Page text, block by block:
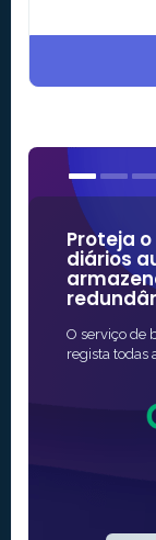
Proteja
diários
O serviço de
regista todas